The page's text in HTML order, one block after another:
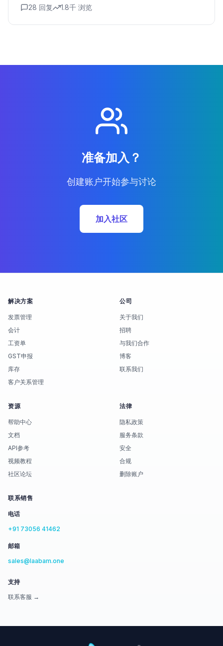
28 回复 1.8千 浏览
准备加入？
创建账户开始参与讨论
加入社区
解决方案
发票管理
会计
工资单
GST申报
库存
客户关系管理
公司
关于我们
招聘
与我们合作
博客
联系我们
资源
帮助中心
文档
API参考
视频教程
社区论坛
法律
隐私政策
服务条款
安全
合规
删除账户
联系销售
电话
+91 73056 41462
邮箱
sales@laabam.one
支持
联系客服 →